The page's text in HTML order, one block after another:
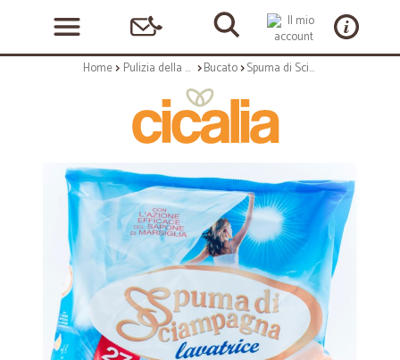
Home Pulizia della casa Bucato Spuma di Sciampagna lavatrice marsiglia 27 misurini - kg.1,8